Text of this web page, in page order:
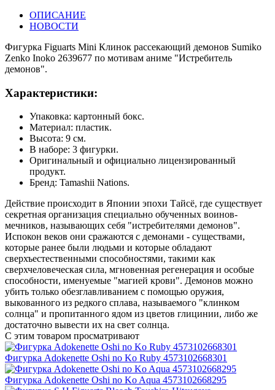
ОПИСАНИЕ
НОВОСТИ
Фигурка Figuarts Mini Клинок рассекающий демонов Sumiko
Zenko Inoko 2639677 по мотивам аниме "Истребитель
демонов".
Характеристики:
Упаковка: картонный бокс.
Материал: пластик.
Высота: 9 см.
В наборе: 3 фигурки.
Оригинальный и официально лицензированный
продукт.
Бренд: Tamashii Nations.
Действие происходит в Японии эпохи Тайсё, где существует
секретная организация специально обученных воинов-
мечников, называющих себя "истребителями демонов".
Испокон веков они сражаются с демонами - существами,
которые ранее были людьми и которые обладают
сверхъестественными способностями, такими как
сверхчеловеческая сила, мгновенная регенерация и особые
способности, именуемые "магией крови". Демонов можно
убить только обезглавливанием с помощью оружия,
выкованного из редкого сплава, называемого "клинком
солнца" и пропитанного ядом из цветов глицинии, либо же
достаточно вывести их на свет солнца.
С этим товаром просматривают
Фигурка Adokenette Oshi no Ko Ruby 4573102668301
Фигурка Adokenette Oshi no Ko Aqua 4573102668295